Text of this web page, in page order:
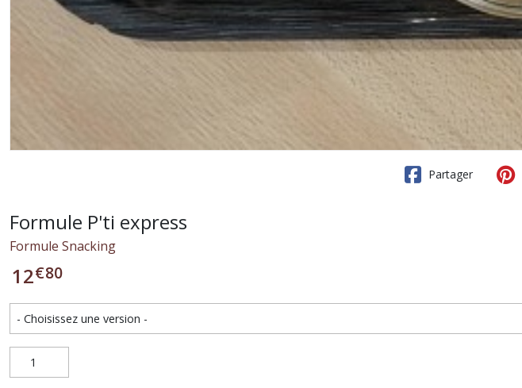
Partager
Formule P'ti express
Formule Snacking
12€80